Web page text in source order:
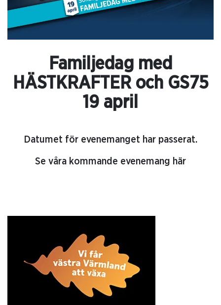
Familjedag med
HÄSTKRAFTER och GS75
19 april
Datumet för evenemanget har passerat.
Se våra kommande evenemang här